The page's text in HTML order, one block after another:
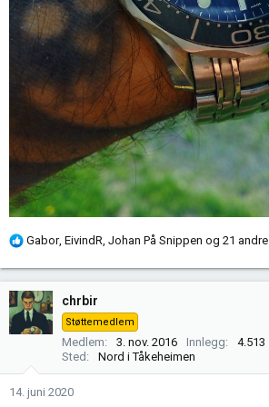
R
k
s
j
e
r
Gabor, EivindR, Johan På Snippen og 21 andre
chrbir
Støttemedlem
Medlem 3. nov. 2016 Innlegg
4.513
Sted
Nord i Tåkeheimen
14. juni 2020